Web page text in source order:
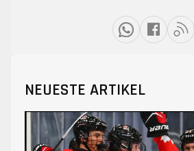
NEUESTE ARTIKEL